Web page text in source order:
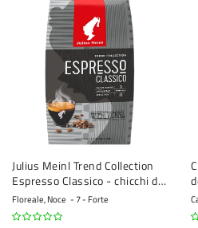
Julius Meinl Trend Collection
Espresso Classico - chicchi di
caffè - 1 kg
Floreale, Noce 7 - Forte
-